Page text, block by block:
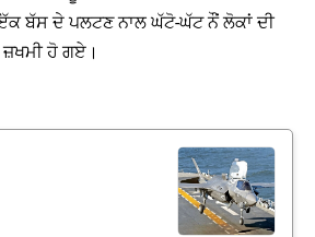
ਬੱਸ ਦੇ ਪਲਟਣ ਨਾਲ ਘੱਟੋ-ਘੱਟ ਨੌਂ ਲੋਕਾਂ ਦੀ
ਹੋ ਗਏ।